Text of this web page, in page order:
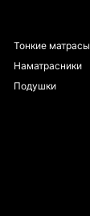
Тонкие матрасы
Наматрасники
Подушки